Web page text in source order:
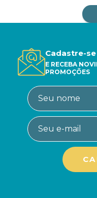
Cadastre-
E RECEBA
PROMOÇÕES